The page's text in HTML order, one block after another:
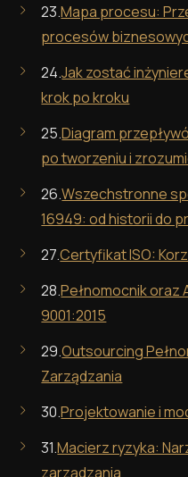
23.Mapa procesu:
procesów
24.Jak zostać
krok po kroku
25.Diagram
po tworzeniu i
26.Wszechstronne
16949: od historii do
27.Certyfikat ISO:
28.Pełnomocnik oraz
9001:2015
29.Outsourcing
Zarządzania
30.Projektowanie i
31.Macierz ryzyka:
zarządzania